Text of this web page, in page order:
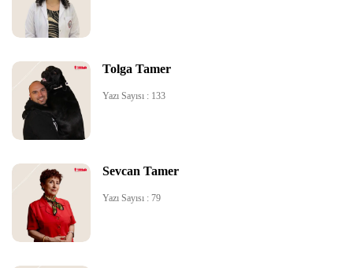
Tolga Tamer
Yazı Sayısı : 133
Sevcan Tamer
Yazı Sayısı : 79